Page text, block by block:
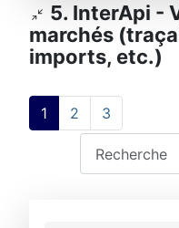
5. InterApi -
marchés
imports, etc.)
1 2 3